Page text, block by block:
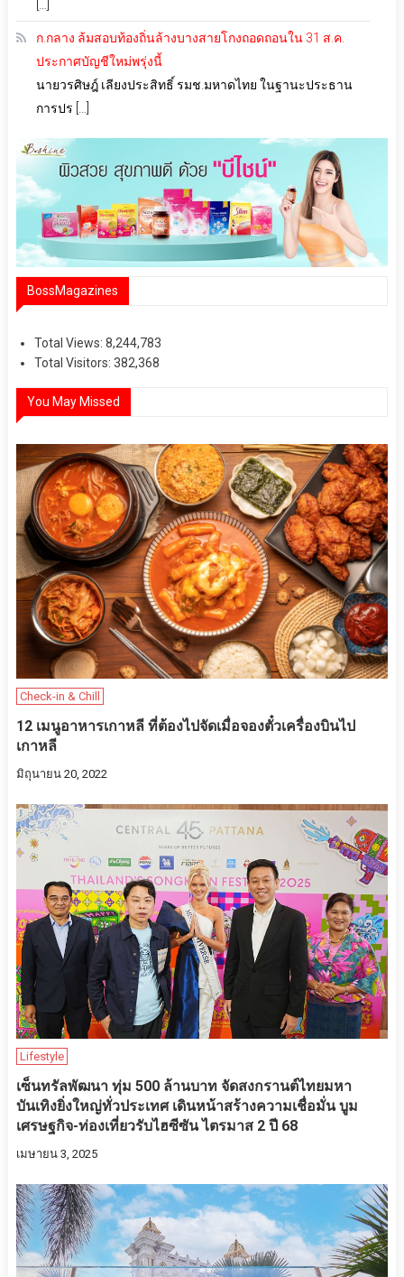
ก.กลาง ล้มสอบท้องถิ่นล้างบางสายโกงถอดถอนใน 31 ส.ค.
ประกาศบัญชีใหม่พรุ่งนี้
นายวรศิษฎ์ เลียงประสิทธิ์ รมช.มหาดไทย ในฐานะประธาน
การปร […]
BossMagazines
Total Views: 8,244,783
Total Visitors: 382,368
You May Missed
Check-in & Chill
12 เมนูอาหารเกาหลี ที่ต้องไปจัดเมื่อจองตั๋วเครื่องบินไป
เกาหลี
มิถุนายน 20, 2022
Lifestyle
เซ็นทรัลพัฒนา ทุ่ม 500 ล้านบาท จัดสงกรานต์ไทยมหา
บันเทิงยิ่งใหญ่ทั่วประเทศ เดินหน้าสร้างความเชื่อมั่น บูม
เศรษฐกิจ-ท่องเที่ยวรับไฮซีซัน ไตรมาส 2 ปี 68
เมษายน 3, 2025